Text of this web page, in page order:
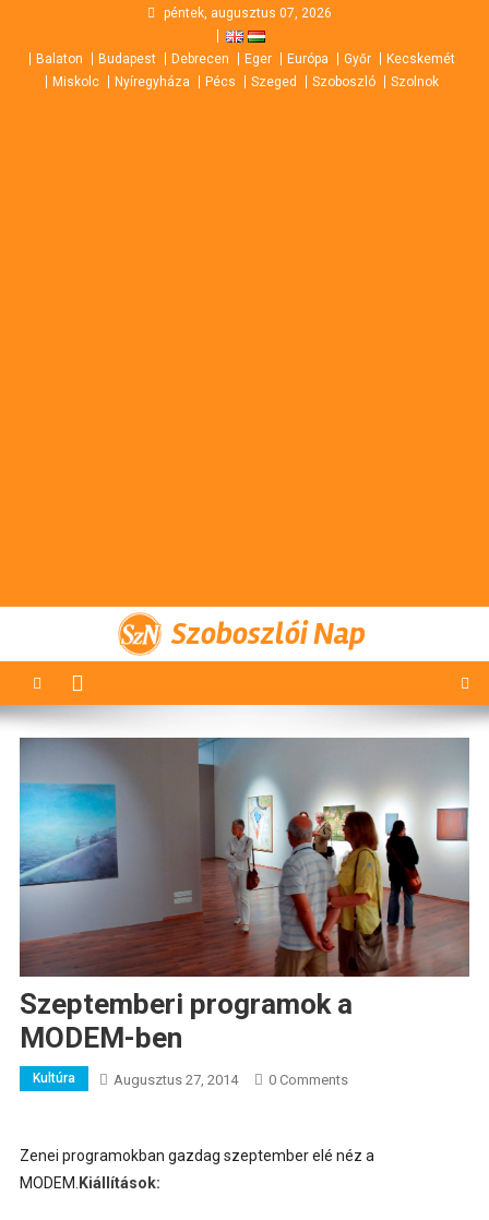
content
péntek, augusztus 07, 2026
Balaton Budapest Debrecen Eger Európa Győr
Kecskemét
Miskolc
Nyíregyháza Pécs Szeged Szoboszló Szolnok
Szoboszlói Nap
Szeptemberi programok a
MODEM-ben
Kultúra Augusztus 27, 2014 0 Comments
Zenei programokban gazdag szeptember elé néz a
MODEM. Kiállítások: